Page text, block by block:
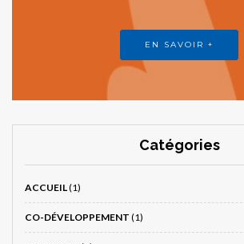
EN SAVOIR +
Catégories
ACCUEIL(1)
CO-DÉVELOPPEMENT (1)